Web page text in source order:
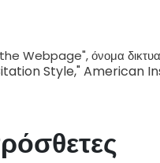
Webpage", όνομα
Style," American